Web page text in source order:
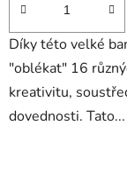
Díky této velké
"oblékat" 16
kreativitu,
dovednosti. Tato...